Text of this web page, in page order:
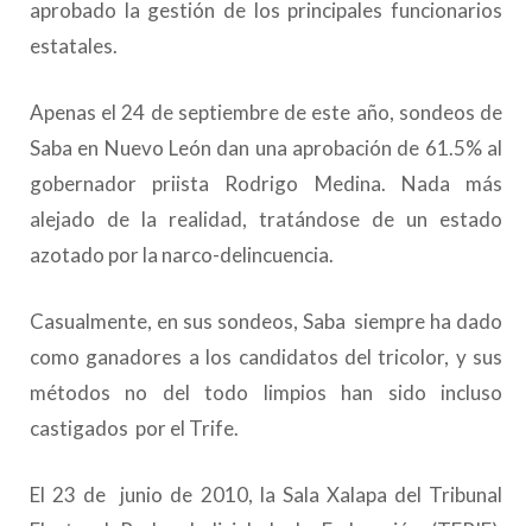
aprobado la gestión de los principales funcionarios
estatales.
Apenas el 24 de septiembre de este año, sondeos de
Saba en Nuevo León dan una aprobación de 61.5% al
gobernador priista Rodrigo Medina. Nada más
alejado de la realidad, tratándose de un estado
azotado por la narco-delincuencia.
Casualmente, en sus sondeos, Saba siempre ha dado
como ganadores a los candidatos del tricolor, y sus
métodos no del todo limpios han sido incluso
castigados por el Trife.
El 23 de junio de 2010, la Sala Xalapa del Tribunal